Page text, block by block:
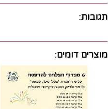
תגובות:
מוצרים דומים: